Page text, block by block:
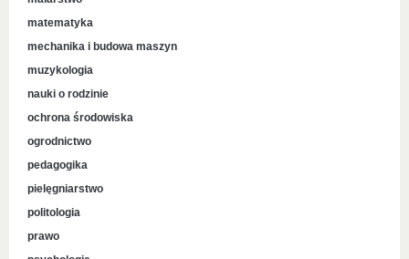
matematyka
mechanika i budowa maszyn
muzykologia
nauki o rodzinie
ochrona środowiska
ogrodnictwo
pedagogika
pielęgniarstwo
politologia
prawo